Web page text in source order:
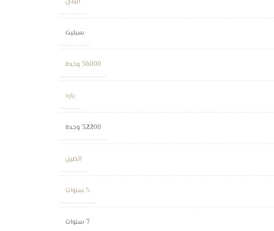
سبليت
36000 وحدة
بارد
32200 وحدة
الصين
5 سنوات
7 سنوات